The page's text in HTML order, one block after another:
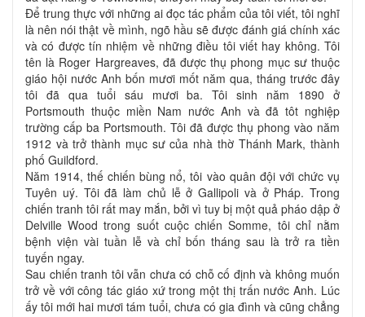
Để trung thực với những ai đọc tác phẩm của tôi viết, tôi nghĩ
là nên nói thật về mình, ngõ hầu sẽ được đánh giá chính xác
và có được tín nhiệm về những điều tôi viết hay không. Tôi
tên là Roger Hargreaves, đã được thụ phong mục sư thuộc
giáo hội nước Anh bốn mươi mốt năm qua, tháng trước đây
tôi đã qua tuổi sáu mươi ba. Tôi sinh năm 1890 ở
Portsmouth thuộc miền Nam nước Anh và đã tôt nghiệp
trường cấp ba Portsmouth. Tôi đã được thụ phong vào năm
1912 và trở thành mục sư của nhà thờ Thánh Mark, thành
phố Guildford.
Năm 1914, thế chiến bùng nổ, tôi vào quân đội với chức vụ
Tuyên uý. Tôi đã làm chủ lễ ở Gallipoli và ở Pháp. Trong
chiến tranh tôi rất may mắn, bởi vì tuy bị một quả pháo dập ở
Delville Wood trong suốt cuộc chiến Somme, tôi chỉ nằm
bệnh viện vài tuần lễ và chỉ bốn tháng sau là trở ra tiền
tuyến ngay.
Sau chiến tranh tôi vẫn chưa có chỗ cố định và không muốn
trở về với công tác giáo xứ trong một thị trấn nước Anh. Lúc
ấy tôi mới hai mươi tám tuổi, chưa có gia đình và cũng chẳng